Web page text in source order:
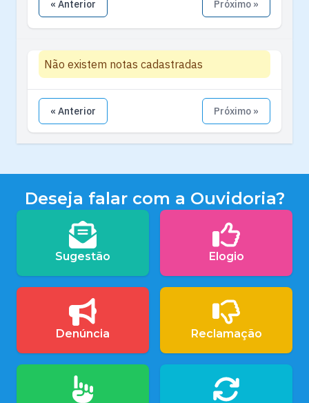
« Anterior Próximo »
Não existem notas cadastradas
« Anterior Próximo »
Deseja falar com a Ouvidoria?
Sugestão Elogio
Denúncia Reclamação